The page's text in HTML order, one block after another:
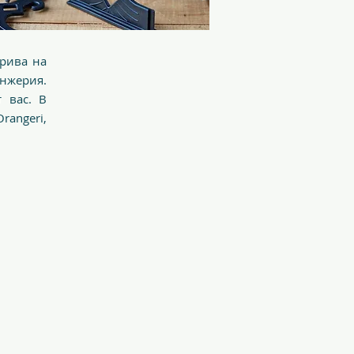
на
вас. В